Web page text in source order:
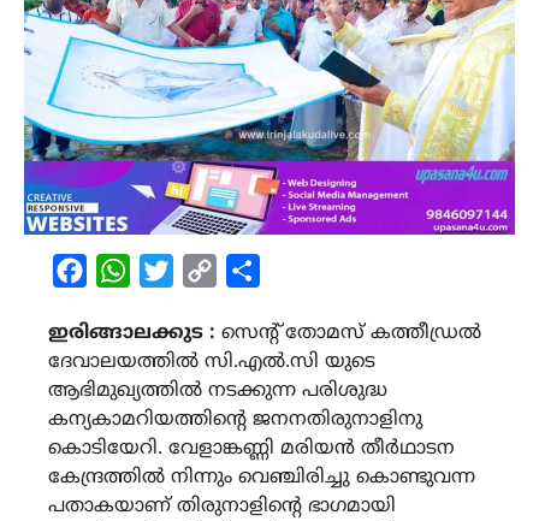
FacebookWhatsAppTwitterCopy
ഇരിങ്ങാലക്കുട : സെന്റ് തോമസ് കത്തീഡ്രല്‍
ദേവാലയത്തില്‍ സി.എല്‍.സി യുടെ
ആഭിമുഖ്യത്തില്‍ നടക്കുന്ന പരിശുദ്ധ
കന്യകാമറിയത്തിന്‍റെ ജനനതിരുനാളിനു
കൊടിയേറി. വേളാങ്കണ്ണി മരിയന്‍ തീര്‍ഥാടന
കേന്ദ്രത്തില്‍ നിന്നും വെഞ്ചിരിച്ചു കൊണ്ടുവന്ന
പതാകയാണ് തിരുനാളിന്‍റെ ഭാഗമായി